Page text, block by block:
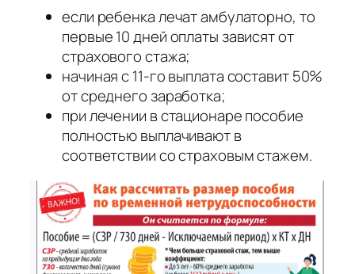
если ребенка лечат амбулаторно, то
первые 10 дней оплаты зависят от
страхового стажа;
начиная с 11-го выплата составит 50%
от среднего заработка;
при лечении в стационаре пособие
полностью выплачивают в
соответствии со страховым стажем.